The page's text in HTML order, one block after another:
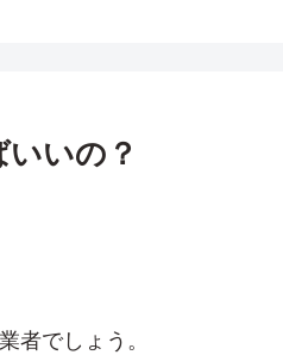
いいの？
者でしょう。